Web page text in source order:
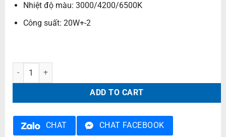
Nhiệt độ màu: 3000/4200/6500K
Công suất: 20W+-2
Bộ đèn chống thấm, chống bụi PIFH136L18 quantity
ADD TO CART
CHAT CHAT FACEBOOK